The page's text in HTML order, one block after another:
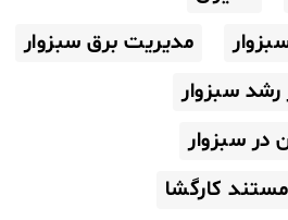
مدیریت برق سبزوار
رشد سبزوار
در سبزوار
مستند کارگشا